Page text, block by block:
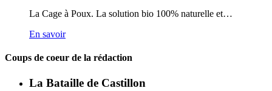
La Cage à Poux. La solution bio 100% naturelle et…
En savoir
Coups de coeur de la rédaction
La Bataille de Castillon